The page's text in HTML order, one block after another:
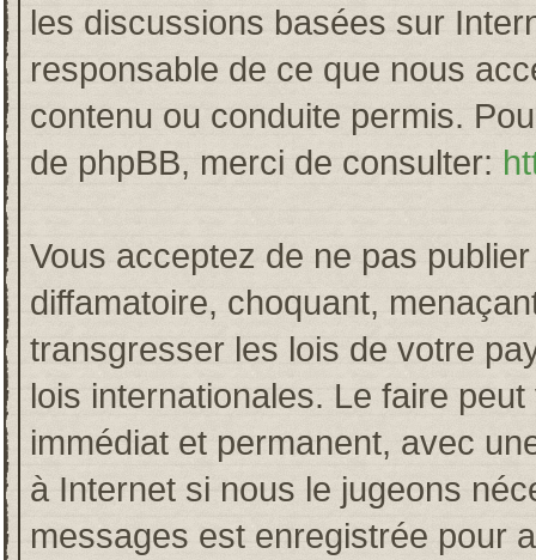
les discussions basées sur
responsable de ce que nous
contenu ou conduite permis.
de phpBB, merci de consulter:
Vous acceptez de ne pas
diffamatoire, choquant,
transgresser les lois de votre
lois internationales. Le faire
immédiat et permanent, avec
à Internet si nous le jugeons
messages est enregistrée pour